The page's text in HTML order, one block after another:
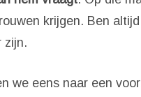
krijgen. Ben
zijn.
we eens naar een